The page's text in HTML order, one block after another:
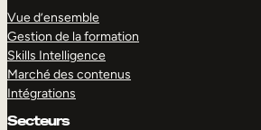
Vue d’ensemble
Gestion de la formation
Skills Intelligence
Marché des contenus
Intégrations
Secteurs